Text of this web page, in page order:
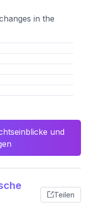
in the
und
Teilen